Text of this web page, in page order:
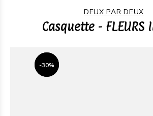
DEUX PAR DEUX
Casquette - FLEURS
-30%
-30%